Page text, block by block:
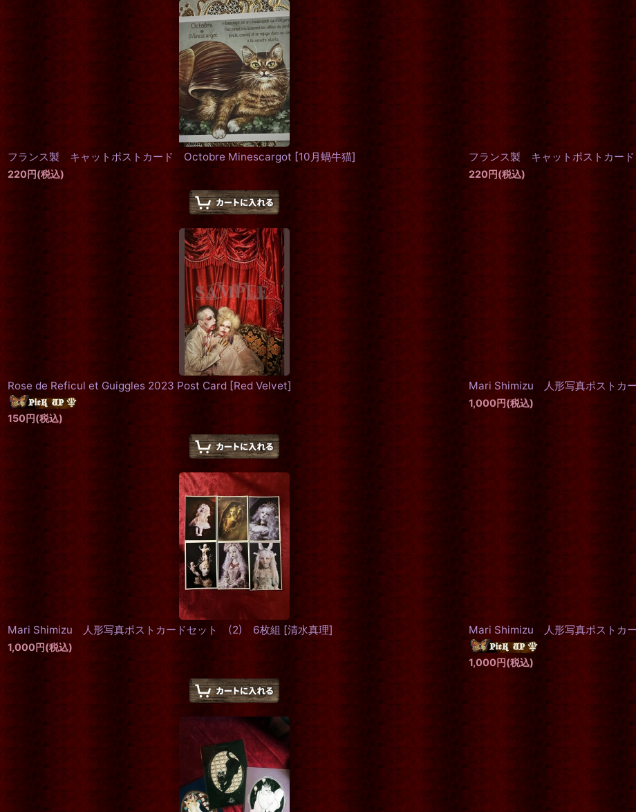
フランス製 キャットポストカード Octobre Minescargot [10月蝸牛猫]
220円(税込)
フランス製 キャットポストカー
220円(税込)
Rose de Reficul et Guiggles 2023 Post Card [Red Velvet]
150円(税込)
Mari Shimizu 人形写真ポスト
1,000円(税込)
Mari Shimizu 人形写真ポストカードセット (2) 6枚組 [清水真理]
1,000円(税込)
Mari Shimizu 人形写真ポスト
1,000円(税込)